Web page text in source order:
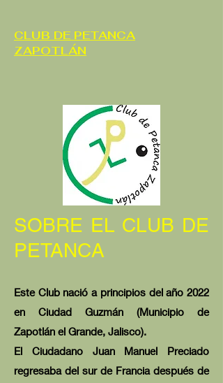
CLUB DE PETANCA
ZAPOTLÁN
SOBRE EL CLUB DE
PETANCA
Este Club nació a principios del año 2022
en Ciudad Guzmán (Municipio de
Zapotlán el Grande, Jalisco).
El Ciudadano Juan Manuel Preciado
regresaba del sur de Francia después de